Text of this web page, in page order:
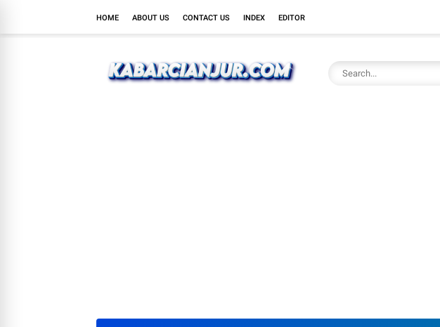
HOME ABOUT US CONTACT US INDEX EDITOR